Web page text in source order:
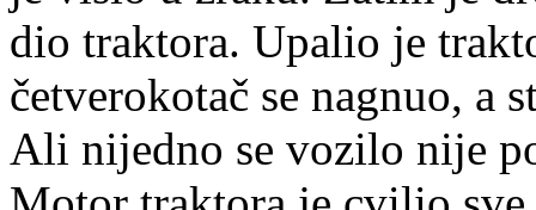
dio traktora. Upalio je
četverokotač se nagnuo, a
Ali nijedno se vozilo nije